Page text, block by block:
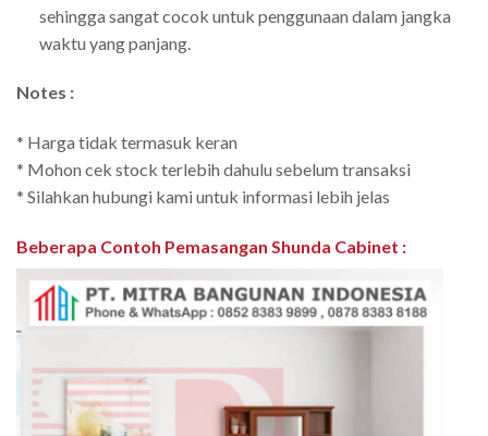
sehingga sangat cocok untuk penggunaan dalam jangka
waktu yang panjang.
Notes :
* Harga tidak termasuk keran
* Mohon cek stock terlebih dahulu sebelum transaksi
* Silahkan hubungi kami untuk informasi lebih jelas
Beberapa Contoh Pemasangan Shunda Cabinet :